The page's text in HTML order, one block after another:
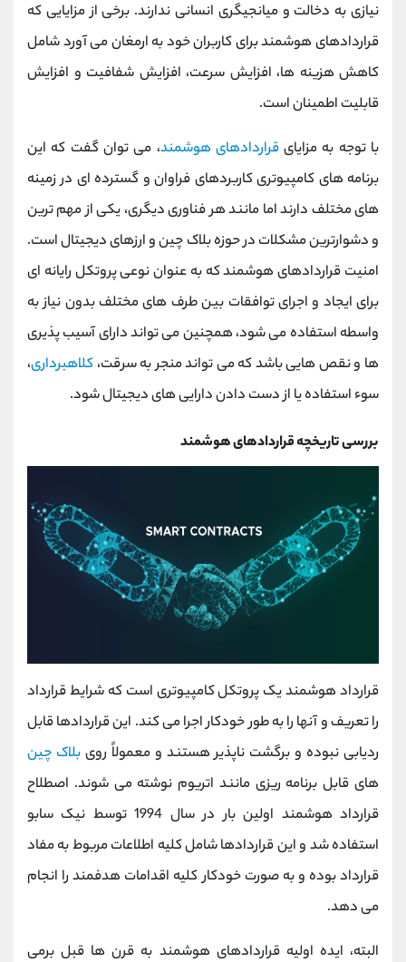
نیازی به دخالت و میانجیگری انسانی ندارند. برخی از مزایایی که
قراردادهای هوشمند برای کاربران خود به ارمغان می آورد شامل
کاهش هزینه ها، افزایش سرعت، افزایش شفافیت و افزایش
قابلیت اطمینان است.
با توجه به مزایایقراردادهای هوشمند، می توان گفت که این
برنامه های کامپیوتری کاربردهای فراوان و گسترده ای در زمینه
های مختلف دارند اما مانند هر فناوری دیگری، یکی از مهم ترین
و دشوارترین مشکلات در حوزه بلاک چین و ارزهای دیجیتال است.
امنیت قراردادهای هوشمند که به عنوان نوعی پروتکل رایانه ای
برای ایجاد و اجرای توافقات بین طرف های مختلف بدون نیاز به
واسطه استفاده می شود، همچنین می تواند دارای آسیب پذیری
ها و نقص هایی باشد که می تواند منجر به سرقت، کلاهبرداری،
سوء استفاده یا از دست دادن دارایی های دیجیتال شود.
بررسی تاریخچه قراردادهای هوشمند
قرارداد هوشمند یک پروتکل کامپیوتری است که شرایط قرارداد
را تعریف و آنها را به طور خودکار اجرا می کند. این قراردادها قابل
ردیابی نبوده و برگشت ناپذیر هستند و معمولاً رویبلاک چین
های قابل برنامه ریزی مانند اتریوم نوشته می شوند. اصطلاح
قرارداد هوشمند اولین بار در سال 1994 توسط نیک سابو
استفاده شد و این قراردادها شامل کلیه اطلاعات مربوط به مفاد
قرارداد بوده و به صورت خودکار کلیه اقدامات هدفمند را انجام
می دهد.
البته، ایده اولیه قراردادهای هوشمند به قرن ها قبل برمی